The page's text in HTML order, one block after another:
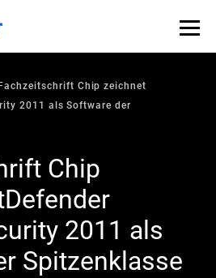
Chip zeichnet
2011 als Software der
Chip
2011 als
Spitzenklasse